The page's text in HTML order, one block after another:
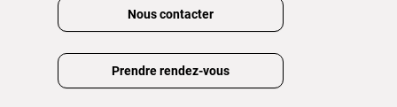
Nous contacter
Prendre rendez-vous